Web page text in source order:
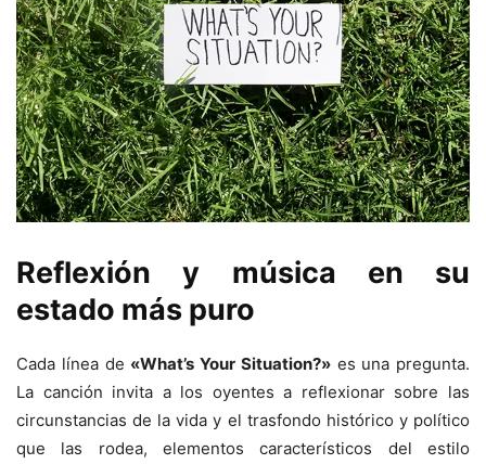
Reflexión y música en su
estado más puro
Cada línea de «What’s Your Situation?»es una pregunta.
La canción invita a los oyentes a reflexionar sobre las
circunstancias de la vida y el trasfondo histórico y político
que las rodea, elementos característicos del estilo